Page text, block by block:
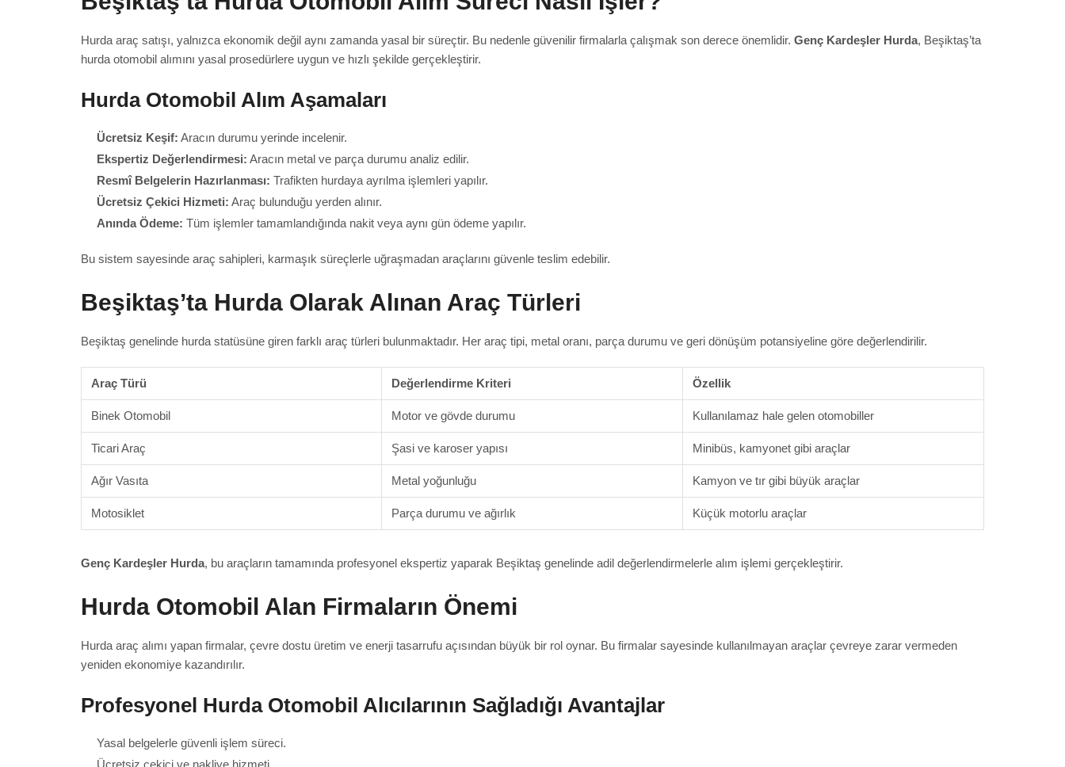
Hurda araç satışı, yalnızca ekonomik değil aynı zamanda yasal bir süreçtir. Bu nedenle güvenilir firmalarla çalışmak son derece önemlidir. Genç Kardeşler Hurda, Beşiktaş’ta
hurda otomobil alımını yasal prosedürlere uygun ve hızlı şekilde gerçekleştirir.
Hurda Otomobil Alım Aşamaları
Ücretsiz Keşif: Aracın durumu yerinde incelenir.
Ekspertiz Değerlendirmesi: Aracın metal ve parça durumu analiz edilir.
Resmî Belgelerin Hazırlanması: Trafikten hurdaya ayrılma işlemleri yapılır.
Ücretsiz Çekici Hizmeti: Araç bulunduğu yerden alınır.
Anında Ödeme: Tüm işlemler tamamlandığında nakit veya aynı gün ödeme yapılır.
Bu sistem sayesinde araç sahipleri, karmaşık süreçlerle uğraşmadan araçlarını güvenle teslim edebilir.
Beşiktaş’ta Hurda Olarak Alınan Araç Türleri
Beşiktaş genelinde hurda statüsüne giren farklı araç türleri bulunmaktadır. Her araç tipi, metal oranı, parça durumu ve geri dönüşüm potansiyeline göre değerlendirilir.
Araç Türü Değerlendirme Kriteri Özellik
Binek Otomobil Motor ve gövde durumu Kullanılamaz hale gelen otomobiller
Ticari Araç Şasi ve karoser yapısı Minibüs, kamyonet gibi araçlar
Ağır Vasıta Metal yoğunluğu Kamyon ve tır gibi büyük araçlar
Motosiklet Parça durumu ve ağırlık Küçük motorlu araçlar
Genç Kardeşler Hurda, bu araçların tamamında profesyonel ekspertiz yaparak Beşiktaş genelinde adil değerlendirmelerle alım işlemi gerçekleştirir.
Hurda Otomobil Alan Firmaların Önemi
Hurda araç alımı yapan firmalar, çevre dostu üretim ve enerji tasarrufu açısından büyük bir rol oynar. Bu firmalar sayesinde kullanılmayan araçlar çevreye zarar vermeden
yeniden ekonomiye kazandırılır.
Profesyonel Hurda Otomobil Alıcılarının Sağladığı Avantajlar
Yasal belgelerle güvenli işlem süreci.
Ücretsiz çekici ve nakliye hizmeti.